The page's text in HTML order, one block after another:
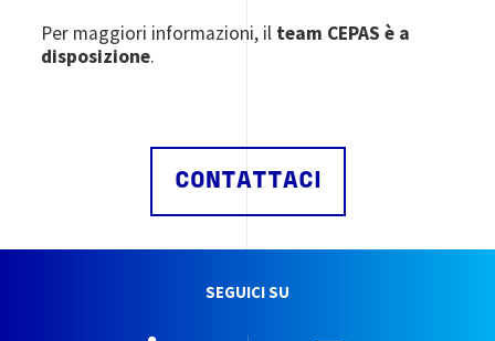
Per maggiori informazioni, il team CEPAS è a
disposizione.
CONTATTACI
SEGUICI SU